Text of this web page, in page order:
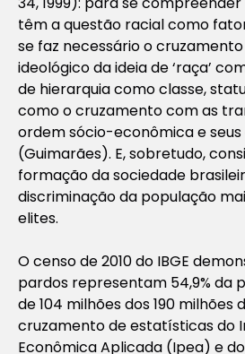
têm a questão racial como
se faz necessário o
ideológico da ideia de ‘raça’
de hierarquia como classe,
como o cruzamento com as
ordem sócio-econômica e
(Guimarães). E, sobretudo,
formação da sociedade
discriminação da população
elites.
O censo de 2010 do IBGE
pardos representam 54,9% da
de 104 milhões dos 190 milhões
cruzamento de estatísticas do
Econômica Aplicada (Ipea) e